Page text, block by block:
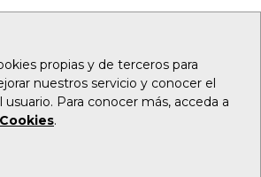
propias y de terceros para
nuestros servicio y conocer el
Para conocer más, acceda a
.